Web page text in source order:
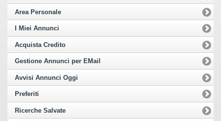
Area Personale
I Miei Annunci
Acquista Credito
Gestione Annunci per EMail
Avvisi Annunci Oggi
Preferiti
Ricerche Salvate